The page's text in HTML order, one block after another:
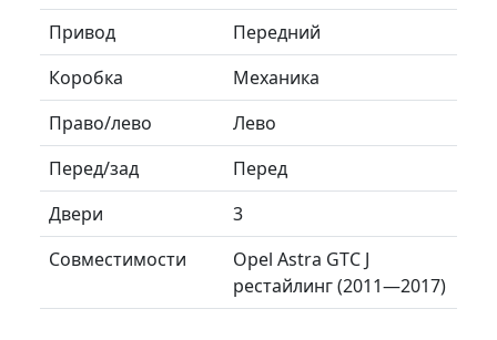
Привод
Передний
Коробка
Механика
Право/лево
Лево
Перед/зад
Перед
Двери
3
Совместимости
Opel Astra GTC J
рестайлинг (2011—2017)